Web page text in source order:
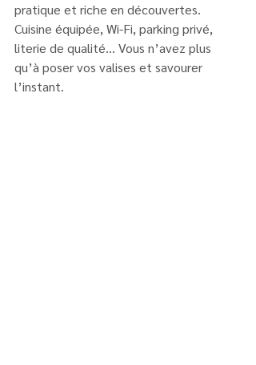
pratique et riche en découvertes.
Cuisine équipée, Wi-Fi, parking privé,
literie de qualité… Vous n’avez plus
qu’à poser vos valises et savourer
l’instant.